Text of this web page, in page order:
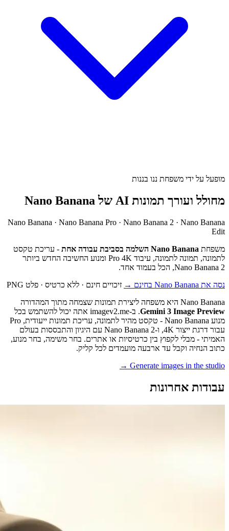
מופעל על ידי משפחת ננו בננות
מחולל ועורך תמונות AI של Nano Banana
Nano Banana · Nano Banana Pro · Nano Banana 2 · Nano Banana
Edit
משפחת Nano Banana השלמה בסביבת עבודה אחת
- עריכת טקסט
לתמונה, תמונה לתמונה, עיבוד Pro 4K ומנוע החשיבה החדש ביותר
Nano Banana 2, הכל בעמוד אחד.
נסה את Nano Banana בחינם →
זיכויים חינם · ללא כרטיס · פלט PNG
Nano Banana היא משפחה ליצירת תמונות שצמחה מתוך המהדורה
Gemini 3 Image Preview
. ב-imagev2.me אתה יכול להשתמש בכל
מנוע Nano Banana - טקסט מהיר לתמונה, עריכת תמונות ייעודית, Pro
עבור דרגת ייצור 4K, ו-Nano Banana 2 עם היגיון והתבססות בעולם
האמיתי - מבלי לקפוץ בין כרטיסיות או אתרים. בחר משימה, בחר מנוע,
כתוב הנחיה וקבל עד ארבעה מועמדים לכל קליק.
Generate images in the studio →
עבודות אחרונות